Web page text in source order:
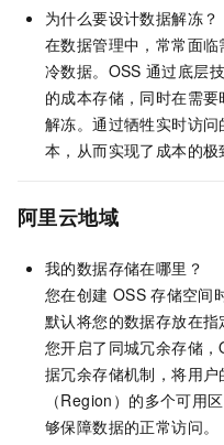
为什么要设计数据解冻？
在数据管理中，常常面
冷数据。OSS 通过底层
的成本存储，同时在需
解冻。通过牺牲实时访
本，从而实现了成本的极
阿里云地域
我的数据存储在哪里？
您在创建 OSS 存储空间
默认将您的数据存放在
您开启了同城冗余存储，
据冗余存储机制，将用
（Region）的多个可用
够保障数据的正常访问。